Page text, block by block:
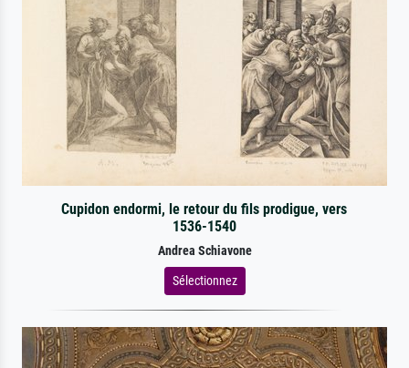
Cupidon endormi, le retour du fils prodigue, vers
1536-1540
Andrea Schiavone
Sélectionnez